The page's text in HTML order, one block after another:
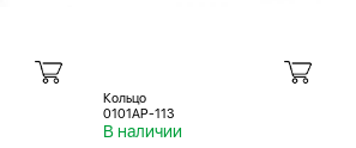
Кольцо
0101AP-113
В наличии